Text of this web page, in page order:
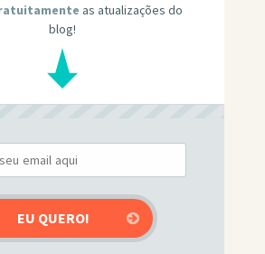
as atualizações do
blog!